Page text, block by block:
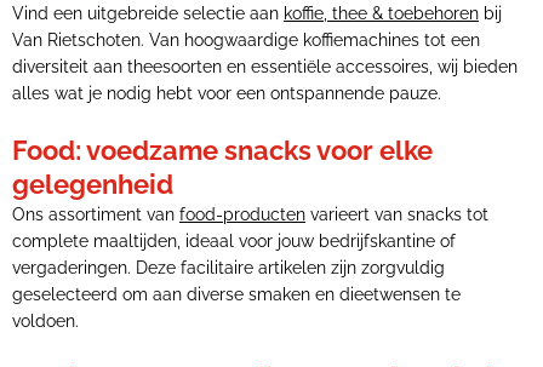
Vind een uitgebreide selectie aan koffie, thee & toebehoren bij
Van Rietschoten. Van hoogwaardige koffiemachines tot een
diversiteit aan theesoorten en essentiële accessoires, wij bieden
alles wat je nodig hebt voor een ontspannende pauze.
Food: voedzame snacks voor elke
gelegenheid
Ons assortiment van food-producten varieert van snacks tot
complete maaltijden, ideaal voor jouw bedrijfskantine of
vergaderingen. Deze facilitaire artikelen zijn zorgvuldig
geselecteerd om aan diverse smaken en dieetwensen te
voldoen.